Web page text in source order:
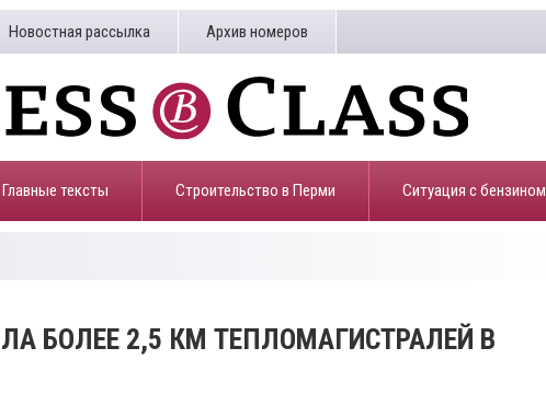
Новостная рассылка Архив номеров
Главные тексты Строительство в Перми ​Ситуация с бензином
БОЛЕЕ 2,5 КМ ТЕПЛОМАГИСТРАЛЕЙ В